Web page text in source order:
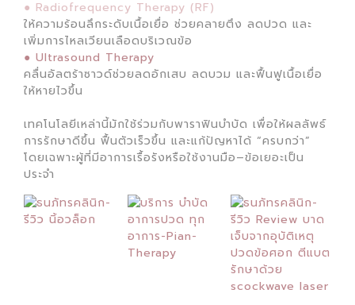
● Radiofrequency Therapy (RF)
ให้ความร้อนลึกระดับเนื้อเยื่อ ช่วยคลายตึง ลดปวด และ
เพิ่มการไหลเวียนเลือดบริเวณข้อ
● Ultrasound Therapy
คลื่นอัลตร้าซาวด์ช่วยลดอักเสบ ลดบวม และฟื้นฟูเนื้อเยื่อ
ให้หายไวขึ้น
เทคโนโลยีเหล่านี้มักใช้ร่วมกับพาราฟินบำบัด เพื่อให้ผลลัพธ์
การรักษาดีขึ้น ฟื้นตัวเร็วขึ้น และแก้ปัญหาได้ “ครบกว่า”
โดยเฉพาะผู้ที่มีอาการเรื้อรังหรือใช้งานมือ–ข้อเยอะเป็น
ประจำ